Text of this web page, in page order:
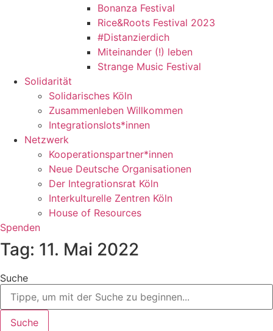
Bonanza Festival
Rice&Roots Festival 2023
#Distanzierdich
Miteinander (!) leben
Strange Music Festival
Solidarität
Solidarisches Köln
Zusammenleben Willkommen
Integrationslots*innen
Netzwerk
Kooperationspartner*innen
Neue Deutsche Organisationen
Der Integrationsrat Köln
Interkulturelle Zentren Köln
House of Resources
Spenden
Tag: 11. Mai 2022
Suche
Suche